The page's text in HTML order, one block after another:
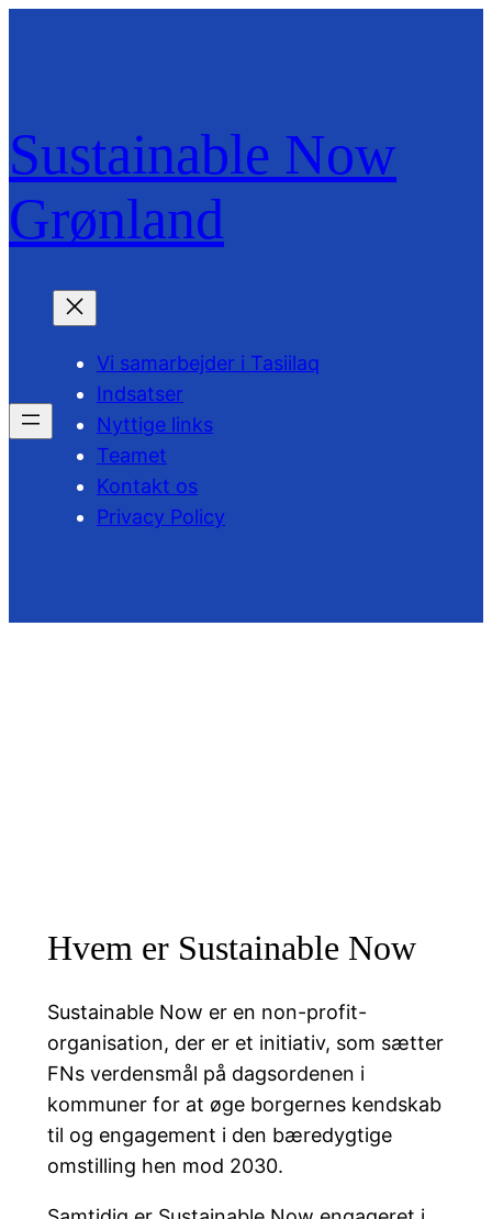
Sustainable Now
Grønland
Vi samarbejder i Tasiilaq
Indsatser
Nyttige links
Teamet
Kontakt os
Privacy Policy
Hvem er Sustainable Now
Sustainable Now er en non-profit-
organisation, der er et initiativ, som sætter
FNs verdensmål på dagsordenen i
kommuner for at øge borgernes kendskab
til og engagement i den bæredygtige
omstilling hen mod 2030.